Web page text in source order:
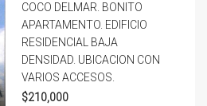
COCO DELMAR. BONITO
APARTAMENTO. EDIFICIO
RESIDENCIAL BAJA
DENSIDAD. UBICACION CON
VARIOS ACCESOS.
$210,000